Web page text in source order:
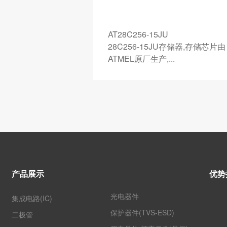
AT28C256-15JU
28C256-15JU存储器,存储芯片由
ATMEL原厂生产,...
产品展示
集成电路(IC)
二极管
光电器件
保护器件(TVS-ESD)
优